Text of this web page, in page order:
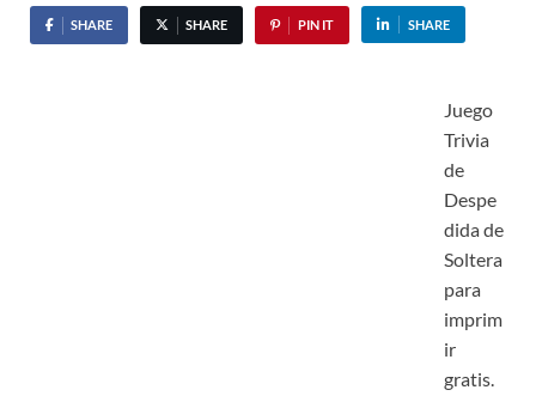
SHARE SHARE PIN IT SHARE
Juego
Trivia
de
Despe
dida de
Soltera
para
imprim
ir
gratis.